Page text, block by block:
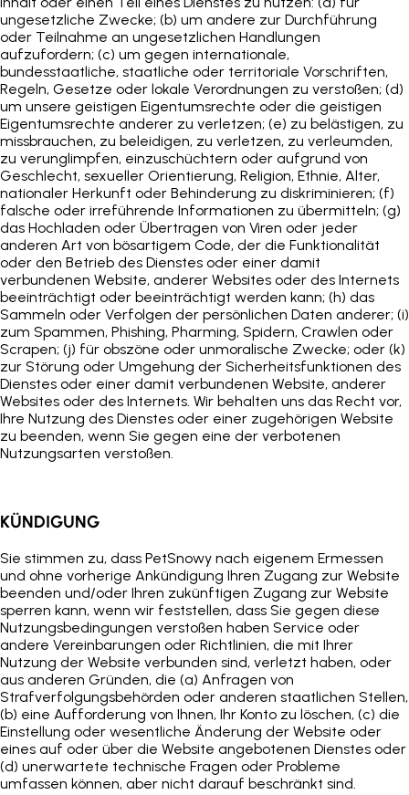
ungesetzliche Zwecke; (b) um andere zur Durchführung
oder Teilnahme an ungesetzlichen Handlungen
aufzufordern; (c) um gegen internationale,
bundesstaatliche, staatliche oder territoriale Vorschriften,
Regeln, Gesetze oder lokale Verordnungen zu verstoßen; (d)
um unsere geistigen Eigentumsrechte oder die geistigen
Eigentumsrechte anderer zu verletzen; (e) zu belästigen, zu
missbrauchen, zu beleidigen, zu verletzen, zu verleumden,
zu verunglimpfen, einzuschüchtern oder aufgrund von
Geschlecht, sexueller Orientierung, Religion, Ethnie, Alter,
nationaler Herkunft oder Behinderung zu diskriminieren; (f)
falsche oder irreführende Informationen zu übermitteln; (g)
das Hochladen oder Übertragen von Viren oder jeder
anderen Art von bösartigem Code, der die Funktionalität
oder den Betrieb des Dienstes oder einer damit
verbundenen Website, anderer Websites oder des Internets
beeinträchtigt oder beeinträchtigt werden kann; (h) das
Sammeln oder Verfolgen der persönlichen Daten anderer; (i)
zum Spammen, Phishing, Pharming, Spidern, Crawlen oder
Scrapen; (j) für obszöne oder unmoralische Zwecke; oder (k)
zur Störung oder Umgehung der Sicherheitsfunktionen des
Dienstes oder einer damit verbundenen Website, anderer
Websites oder des Internets. Wir behalten uns das Recht vor,
Ihre Nutzung des Dienstes oder einer zugehörigen Website
zu beenden, wenn Sie gegen eine der verbotenen
Nutzungsarten verstoßen.
KÜNDIGUNG
Sie stimmen zu, dass PetSnowy nach eigenem Ermessen
und ohne vorherige Ankündigung Ihren Zugang zur Website
beenden und/oder Ihren zukünftigen Zugang zur Website
sperren kann, wenn wir feststellen, dass Sie gegen diese
Nutzungsbedingungen verstoßen haben Service oder
andere Vereinbarungen oder Richtlinien, die mit Ihrer
Nutzung der Website verbunden sind, verletzt haben, oder
aus anderen Gründen, die (a) Anfragen von
Strafverfolgungsbehörden oder anderen staatlichen Stellen,
(b) eine Aufforderung von Ihnen, Ihr Konto zu löschen, (c) die
Einstellung oder wesentliche Änderung der Website oder
eines auf oder über die Website angebotenen Dienstes oder
(d) unerwartete technische Fragen oder Probleme
umfassen können, aber nicht darauf beschränkt sind.